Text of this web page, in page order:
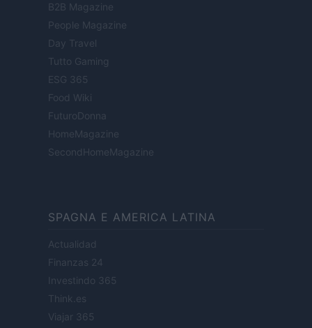
B2B Magazine
People Magazine
Day Travel
Tutto Gaming
ESG 365
Food Wiki
FuturoDonna
HomeMagazine
SecondHomeMagazine
SPAGNA E AMERICA LATINA
Actualidad
Finanzas 24
Investindo 365
Think.es
Viajar 365